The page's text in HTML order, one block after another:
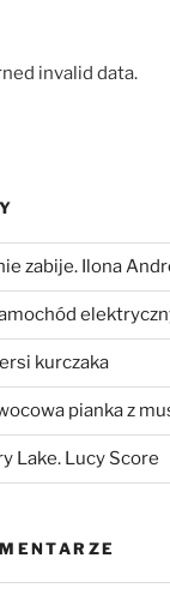
invalid data.
zabije. Ilona
kurczaka
pianka z
Lake. Lucy Score